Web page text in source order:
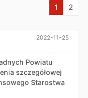
Aktualna
1 2
2022-11-25
Powiatu
szczegółowej
Starostwa